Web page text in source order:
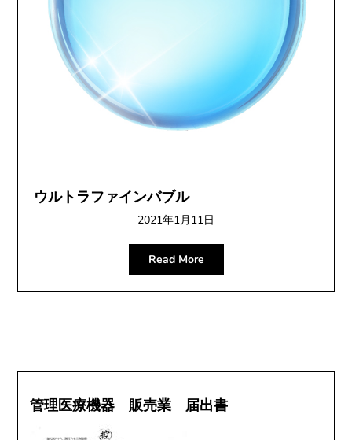
ウルトラファインバブル
2021年1月11日
Read More
管理医療機器 販売業 届出書